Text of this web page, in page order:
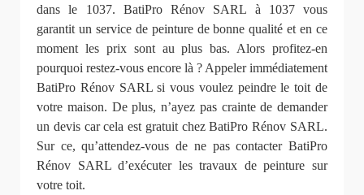
dans le 1037. BatiPro Rénov SARL à 1037 vous
garantit un service de peinture de bonne qualité et en ce
moment les prix sont au plus bas. Alors profitez-en
pourquoi restez-vous encore là ? Appeler immédiatement
BatiPro Rénov SARL si vous voulez peindre le toit de
votre maison. De plus, n’ayez pas crainte de demander
un devis car cela est gratuit chez BatiPro Rénov SARL.
Sur ce, qu’attendez-vous de ne pas contacter BatiPro
Rénov SARL d’exécuter les travaux de peinture sur
votre toit.